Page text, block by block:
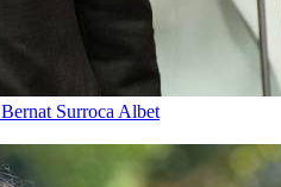
Bernat Surroca Albet